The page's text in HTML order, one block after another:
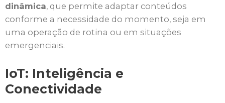
dinâmica, que permite adaptar conteúdos
conforme a necessidade do momento, seja em
uma operação de rotina ou em situações
emergenciais.
IoT: Inteligência e
Conectividade